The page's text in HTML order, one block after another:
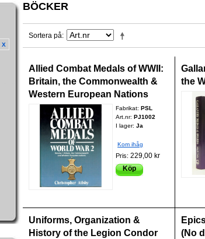
BÖCKER
Sortera på
Allied Combat Medals of WWII:
Britain, the Commonwealth &
Western European Nations
Fabrikat:PSL
Art.nr:PJ1002
I lager: Ja
Kom ihåg
Pris:229,00 kr
Köp
the
Uniforms, Organization &
History of the Legion Condor
(No